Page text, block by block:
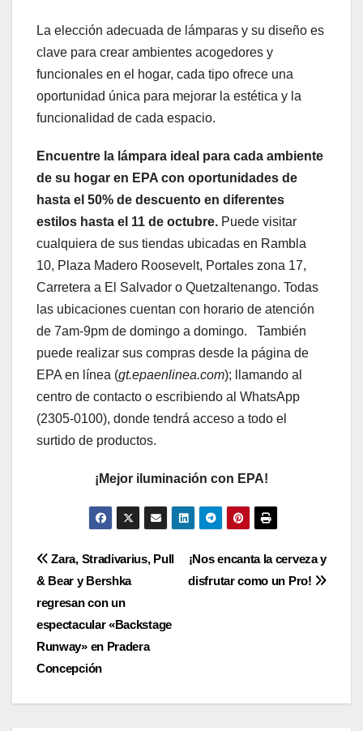
La elección adecuada de lámparas y su diseño es
clave para crear ambientes acogedores y
funcionales en el hogar, cada tipo ofrece una
oportunidad única para mejorar la estética y la
funcionalidad de cada espacio.
Encuentre la lámpara ideal para cada ambiente
de su hogar en EPA con oportunidades de
hasta el 50% de descuento en diferentes
estilos hasta el 11 de octubre. Puede visitar
cualquiera de sus tiendas ubicadas en Rambla
10, Plaza Madero Roosevelt, Portales zona 17,
Carretera a El Salvador o Quetzaltenango. Todas
las ubicaciones cuentan con horario de atención
de 7am-9pm de domingo a domingo. También
puede realizar sus compras desde la página de
EPA en línea (gt.epaenlinea.com); llamando al
centro de contacto o escribiendo al WhatsApp
(2305-0100), donde tendrá acceso a todo el
surtido de productos.
¡Mejor iluminación con EPA!
Navegación
de
entradas
¡Nos encanta la cerveza y
disfrutar como un Pro!
Zara, Stradivarius, Pull
& Bear y Bershka
regresan con un
espectacular «Backstage
Runway» en Pradera
Concepción